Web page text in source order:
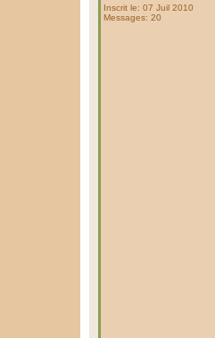
Inscrit le: 07 Juil 2010
Messages: 20